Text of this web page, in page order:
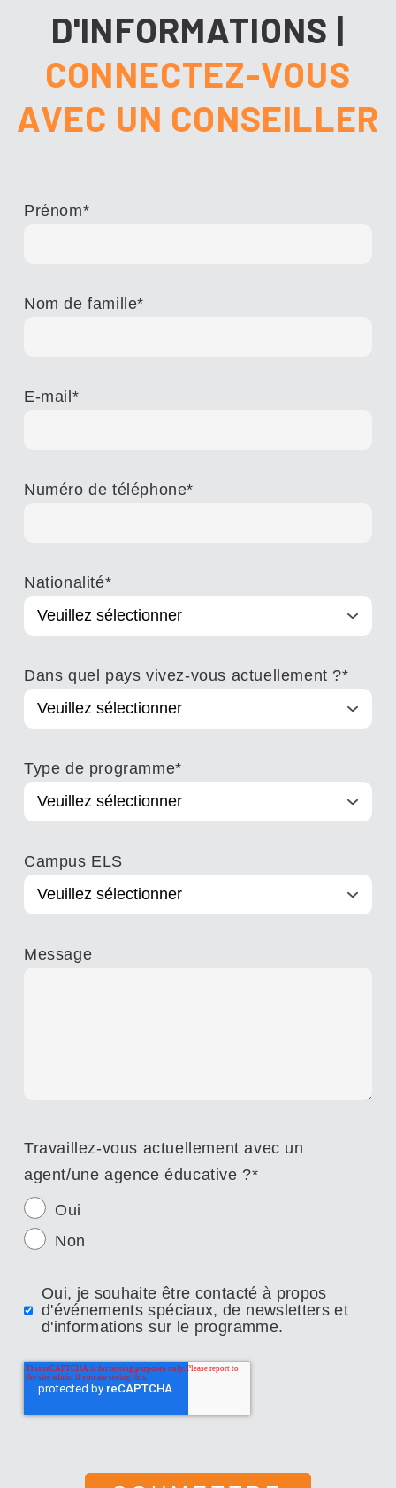
D'INFORMATIONS |
CONNECTEZ-VOUS
AVEC UN CONSEILLER
Prénom*
Nom de famille*
E-mail*
Numéro de téléphone*
Nationalité*
Dans quel pays vivez-vous actuellement ?*
Type de programme*
Campus ELS
Message
Travaillez-vous actuellement avec un
agent/une agence éducative ?*
Oui
Non
Oui, je souhaite être contacté à propos
d'événements spéciaux, de newsletters et
d'informations sur le programme.